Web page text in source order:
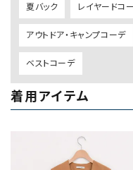
夏バック レイヤードコ
アウトドア・キャンプコーデ
ベストコーデ
着用アイテム